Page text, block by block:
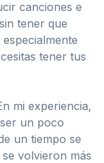
canciones e
tener que
tener tus
mi experiencia,
un poco
un tiempo se
volvieron más